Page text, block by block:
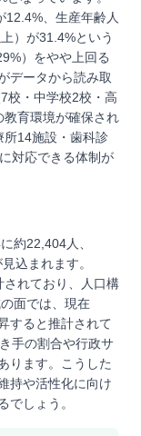
、生産年齢人
）が31.4%という
）をやや上回る
データから読み取
校・中学校2校・高
育環境が確保され
所14施設・歯科診
対応できる体制が
約22,404人、
込まれます。
れており、人口構
面では、現在
すると推計されて
手の割合や行政サ
ります。こうした
持や活性化に向け
でしょう。